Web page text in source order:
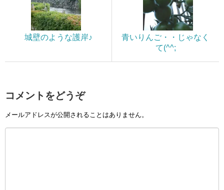
城壁のような護岸♪
青いりんご・・じゃなく
て(^^;
コメントをどうぞ
メールアドレスが公開されることはありません。